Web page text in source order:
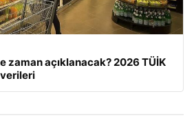
zaman açıklanacak? 2026 TÜİK